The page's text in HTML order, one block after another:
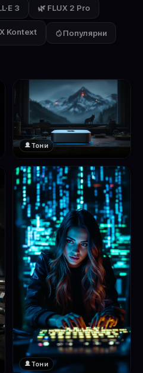
3 🌿 FLUX 2 Pro
Kontext Популярни
Тони
Тони